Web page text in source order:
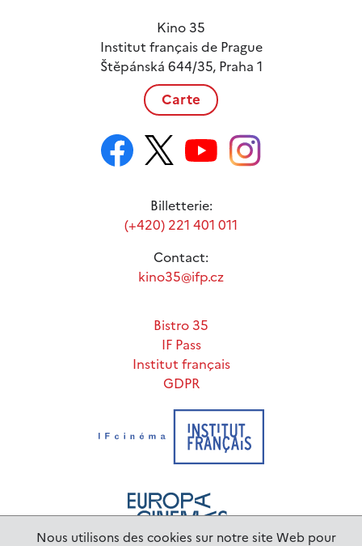
Nous utilisons des cookies sur notre site Web pour
Kino 35
Institut français de Prague
Štěpánská 644/35, Praha 1
Carte
Billetterie:
(+420) 221 401 011
Contact:
kino35@ifp.cz
Bistro 35
IF Pass
Institut français
GDPR